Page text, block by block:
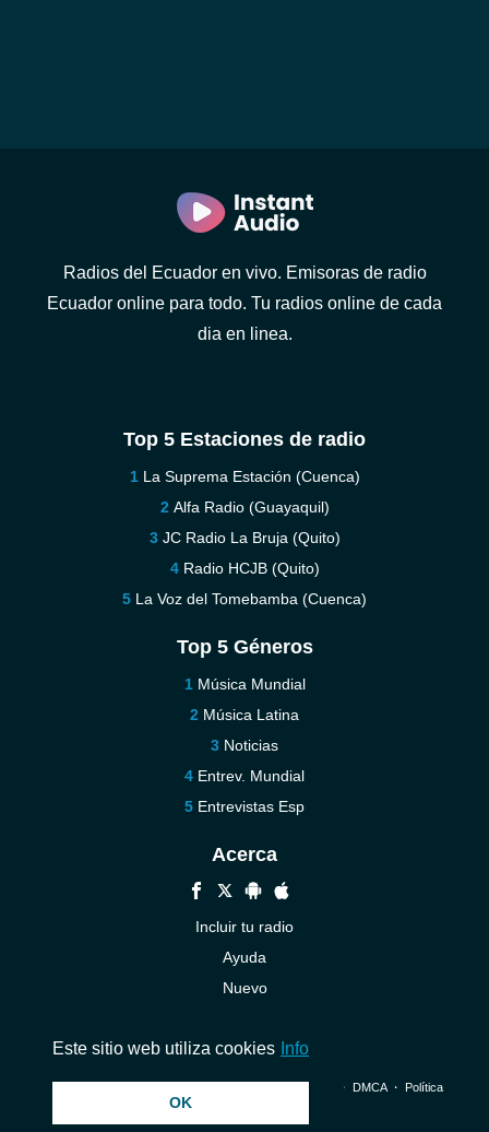
Radios del Ecuador en vivo. Emisoras de radio
Ecuador online para todo. Tu radios online de cada
dia en linea.
Top 5 Estaciones de radio
La Suprema Estación (Cuenca)
Alfa Radio (Guayaquil)
JC Radio La Bruja (Quito)
Radio HCJB (Quito)
La Voz del Tomebamba (Cuenca)
Top 5 Géneros
Música Mundial
Música Latina
Noticias
Entrev. Mundial
Entrevistas Esp
Acerca
Incluir tu radio
Ayuda
Nuevo
© 2026 InstantAudio. Reservados todos los derechos. ・ DMCA・ Política
Este sitio web utiliza cookies Info
OK